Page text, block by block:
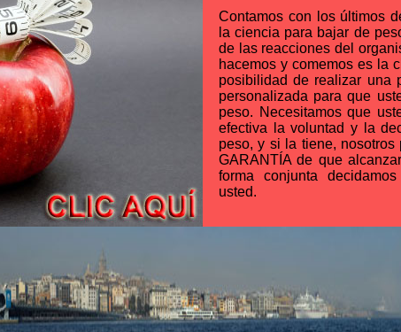
Contamos con los últimos
la ciencia para bajar de
de las reacciones del
hacemos y comemos es la
posibilidad de realizar una
personalizada para que
peso. Necesitamos que
efectiva la voluntad y la
peso, y si la tiene, nosotros
GARANTÍA de que
forma conjunta
usted.